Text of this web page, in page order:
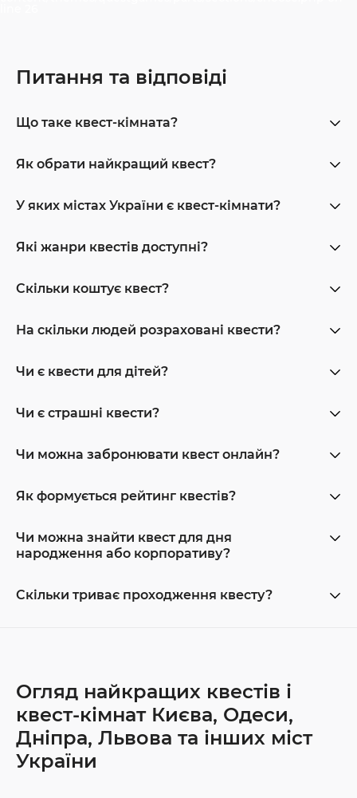
Питання та відповіді
Що таке квест-кімната?
Як обрати найкращий квест?
У яких містах України є квест-кімнати?
Які жанри квестів доступні?
Скільки коштує квест?
На скільки людей розраховані квести?
Чи є квести для дітей?
Чи є страшні квести?
Чи можна забронювати квест онлайн?
Як формується рейтинг квестів?
Чи можна знайти квест для дня
народження або корпоративу?
Скільки триває проходження квесту?
Огляд найкращих квестів і
квест-кімнат Києва, Одеси,
Дніпра, Львова та інших міст
України